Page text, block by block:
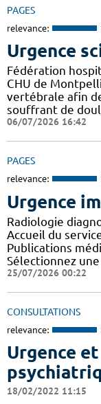
PAGES
relevance:
Urgence
Fédération
CHU de
vertébrale afin
souffrant de
06/07/2026 16:42
PAGES
relevance:
Urgence
Radiologie
Accueil du
Publications
Sélectionnez
25/07/2026 00:22
CONSULTATIONS
relevance:
Urgence
18/02/2022 11:15